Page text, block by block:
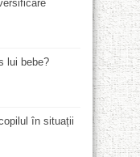
lui bebe?
în situații